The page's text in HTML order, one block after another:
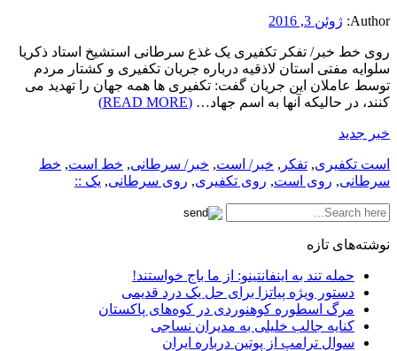
Author: ژوئن 3, 2016
روی خط خبر/ تفکر تکفیری یک غذع سرطانی استشیخ استاد ذکریا
سلوایه مفتی استان لاذقیه درباره جریان تکفیری و کشتار مردم
توسط عاملان این جریان گفت: تکفیری ها همه جهان را تهدید می
کنند، در حالیکه آنها به اسم جهاد… (READ MORE)
خبر جدید
است تکفیری, تفکر , خبر/ است, خبر/ سرطانی, خط است, خط
سرطانی, روی است, روی تکفیری, روی سرطانی, یک ::
نوشته‌های تازه
حمله تند به اینفانتینو: از ما باج خواستند!
دستور ویژه پیاتزا برای حل یک درد قدیمی
مرگ اسطوره کوهنوردی در کوه‌های پاکستان
کنایه جالب خلیلی به مدیران نساجی
سوال ترامپ از پوتین درباره ایران